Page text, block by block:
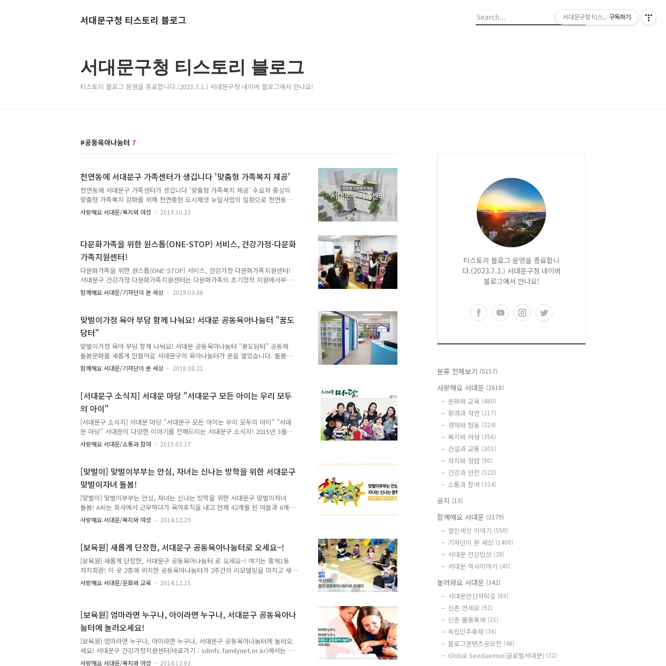
서대문구청 티스토리 블로그
서대문구청 티스토리 블로그
티스토리 블로그 운영을 종료합니다.(2023.7.1.) 서대문구청 네이버 블로그에서 만나요!
공동육아나눔터 7
천연동에 서대문구 가족센터가 생깁니다 '맞춤형 가족복지 제공'
천연동에 서대문구 가족센터가 생깁니다 '맞춤형 가족복지 제공' 수요자 중심의
맞춤형 가족복지 강화를 위해 천연충현 도시재생 뉴딜사업의 일환으로 천연동에
'가족센터'가 건립됩니다. 올해 7월 실시한 '2020년 생활SOC 복합화사업' 공모
에서 우리 구가 제안한 '서대문 도시재생 복합시설 조성계획'이 선정되어 건립
다. '서대문구 가족센터'는 육아정보와 놀이공간을 제공하는 공동육아나눔터, 이
웃·세대 간 소통과 교류 활성화를 위한 다목적 공간, 다문화가족 교육을 위한 공
간으로 꾸며지며 2022년 건립을 목표로 하고 있습니다. 가족센터를 통해 다양한
가..
사랑해요 서대문/복지와 여성 2019.10.23
다문화가족을 위한 원스톱(ONE-STOP) 서비스, 건강가정·다문화
가족지원센터!
다문화가족을 위한 원스톱(ONE-STOP) 서비스, 건강가정·다문화가족지원센터!
서대문구 건강가정·다문화가족지원센터는 다문화가족의 초기정착 지원에서부터
건강하고 안정적인 가족 생활에 필요한 교육과 상담은 물론, 지역사회의 돌봄과
소통 기능이 구체적으로 실현되는 곳입니다. 서대문구 건강가정·다문화가족지원
7530~1 ● 이용방법 : 회원제(직접 방문하여 회원가입 후 프로그램 참여) ● 홈페
이지 : https://www.liveinkorea.kr/center/main/main.do?
centerId=seodaemungu ● 페이스북 :
https://www.facebook.com/sdmmcc 겨울눈이 소복하게 내린 날, 서대문..
함께해요 서대문/기자단이 본 세상 2019.03.06
맞벌이가정 육아 부담 함께 나눠요! 서대문 공동육아나눔터 "꿈도
담터"
맞벌이가정 육아 부담 함께 나눠요! 서대문 공동육아나눔터 "꿈도담터" 공동체
돌봄문화를 새롭게 만들어갈 서대문구의 육아나눔터가 문을 열었습니다. 돌봄이
필요한 초등학생 아이들을 위한 안전하고 신나는 공간을 소개합니다. 지난 7월
말, 연희동 성원아파트 관리사무소 2층 공간에 제1호 초등돌봄 공동육아나눔터
사업으로 시행하는 초등돌봄 공동육아나눔터 리모델링 사업 제1호 대상지로 서
대문가 선정돼 초등돌봄 공동육아나눔터를 처음 선보이게 되었답니다. 기존 공동
육아나눔터에서 많이 활용되는 품앗이 공동육아 형태는 보호자가 동반해야 하고
영유아를 대상으로 하는 경우가 많았습니다. 초등 자녀를 둔 맞벌이가정 등에서
는 이용하기 어려운 경우가 있었어..
함께해요 서대문/기자단이 본 세상 2018.08.21
[서대문구 소식지] 서대문 마당 "서대문구 모든 아이는 우리 모두
의 아이"
[서대문구 소식지] 서대문 마당 "서대문구 모든 아이는 우리 모두의 아이" "서대
문 마당" 서대문의 다양한 이야기를 전해드리는 서대문구 소식지! 2015년 3월호
를 소개합니다. 표지 : 홍제1동 공동육아나눔터 2페이지 "3.1절 행사" 3페이지
"3.1절 행사" 4페이지 "공감소통" 5페이지 "희망나눔" 6페이지 "구정소식" 7페
소식" 11페이지 "시정소식" 12페이지 "일자리·구인정보" 서대문마당은 서대문
구청 홈페이지(http://www.sdm.go.kr/news/media/madang.do) 에서도 보
실 수 있습니다.
사랑해요 서대문/소통과 참여 2015.03.17
[맞벌이] 맞벌이부부는 안심, 자녀는 신나는 방학을 위한 서대문구
맞벌이자녀 돌봄!
[맞벌이] 맞벌이부부는 안심, 자녀는 신나는 방학을 위한 서대문구 맞벌이자녀
돌봄! A씨는 회사에서 근무하다가 육아휴직을 내고 현재 42개월 된 아들과 6개
월 된 딸을 키우고 있습니다. "첫째 아이때는 워킹맘으로 회사에 출퇴근하며 아
이를 돌봤지만 둘째가 태어나면서 육아에 전념하기 위해 육아휴직을 냈어요. 육
맡겨야 할지 걱정이네요." 직장인 B씨는 초등학생 자녀 문제로 고민입니다. "아
침에 일하러 나가면 아이가 집에 혼자 있어요. 시간이 날 때마다 전화를 하지만
아이에게 사고가 나진 않을까 걱정이 듭니다." 겨울방학 시즌에 가장 큰 걱정을
하시는 건 맞벌이부부가 아닐까 합니다! 겨울방학동안 집에 있는 아이들이 걱정
되기도 하고, 누군가..
사랑해요 서대문/복지와 여성 2014.12.29
[보육원] 새롭게 단장한, 서대문구 공동육아나눔터로 오세요~!
[보육원] 새롭게 단장한, 서대문구 공동육아나눔터 로 오세요~! 여기는 홍제1동
자치회관! 이 곳 2층에 위치한 공동육아나눔터가 2주간의 리모델링을 마치고 새
롭게 문을 열었습니다! 나눔터는 연령대별 장난감과 도서, 장난감소독기, 모유수
유실 등을 갖추고 있어 영유아를 양육하는 부모님들의 걱정을 한시름 덜어 들일
엄마의 재능을 활용한 '자녀 양육 품앗이 모임'이 구성되어 있다는 점! 지기가 한
번 소개해드렸었죠? (↓를 누르시면 자세히 알 수 있답니다^^) [보육원] 엄마라
면 누구나, 아이라면 누구나, 서대문구 공동육아나눔터에 놀러오세요! 지기는 너
무 자랑..
사랑해요 서대문/문화와 교육 2014.12.15
[보육원] 엄마라면 누구나, 아이라면 누구나, 서대문구 공동육아나
눔터에 놀러오세요!
[보육원] 엄마라면 누구나, 아이라면 누구나, 서대문구 공동육아나눔터에 놀러오
세요! 서대문구 건강가정지원센터(바로가기 : sdmfc.familynet.or.kr)에서는 지
역 주민의 삶의 질 향상과 건강한 가정을 만들기 위해 가족돌봄나눔, 가족교육·
사랑해요 서대문/복지와 여성 2014.12.03
티스토리 블로그 운영을 종료합니
다.(2023.7.1.) 서대문구청 네이버
블로그에서 만나요!
분류 전체보기 (5157)
사랑해요 서대문 (2618)
문화와 교육 (480)
환경과 자연 (217)
경제와 협동 (324)
복지와 여성 (356)
건설과 교통 (301)
자치와 청렴 (90)
건강과 안전 (522)
소통과 참여 (324)
공지 (15)
함께해요 서대문 (2179)
열린세상 이야기 (550)
기자단이 본 세상 (1400)
서대문 건강밥상 (28)
서대문 역사이야기 (45)
놀러와요 서대문 (342)
서대문안산자락길 (69)
신촌 연세로 (92)
신촌 물총축제 (21)
독립민주축제 (76)
블로그콘텐츠공모전 (48)
Global Seodaemun(글로벌서대문) (22)
서대문구청 티스토리 블로그
구독하기